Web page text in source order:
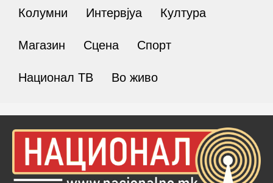
Колумни Интервјуа Култура
Магазин Сцена Спорт
Национал ТВ Во живо